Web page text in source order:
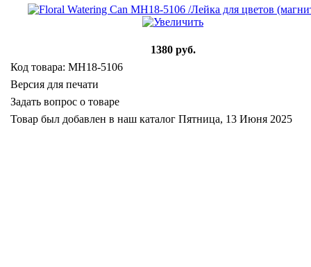
1380 руб.
Код товара: MH18-5106
Версия для печати
Задать вопрос о товаре
Товар был добавлен в наш каталог Пятница, 13 Июня 2025